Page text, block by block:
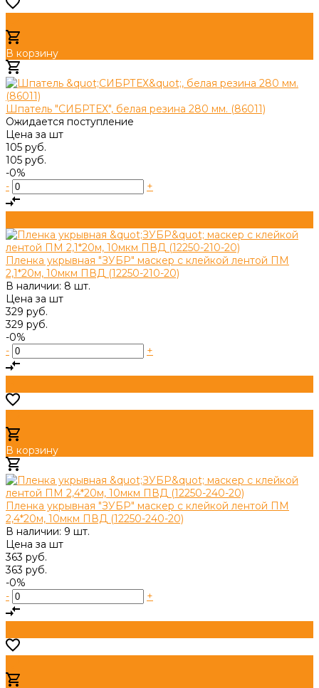
В корзину
Шпатель "СИБРТЕХ", белая резина 280 мм. (86011)
Ожидается поступление
Цена за шт
105 руб.
105 руб.
-0%
-
+
Пленка укрывная "ЗУБР" маскер с клейкой лентой ПМ
2,1*20м, 10мкм ПВД (12250-210-20)
В наличии: 8 шт.
Цена за шт
329 руб.
329 руб.
-0%
-
+
В корзину
Пленка укрывная "ЗУБР" маскер с клейкой лентой ПМ
2,4*20м, 10мкм ПВД (12250-240-20)
В наличии: 9 шт.
Цена за шт
363 руб.
363 руб.
-0%
-
+